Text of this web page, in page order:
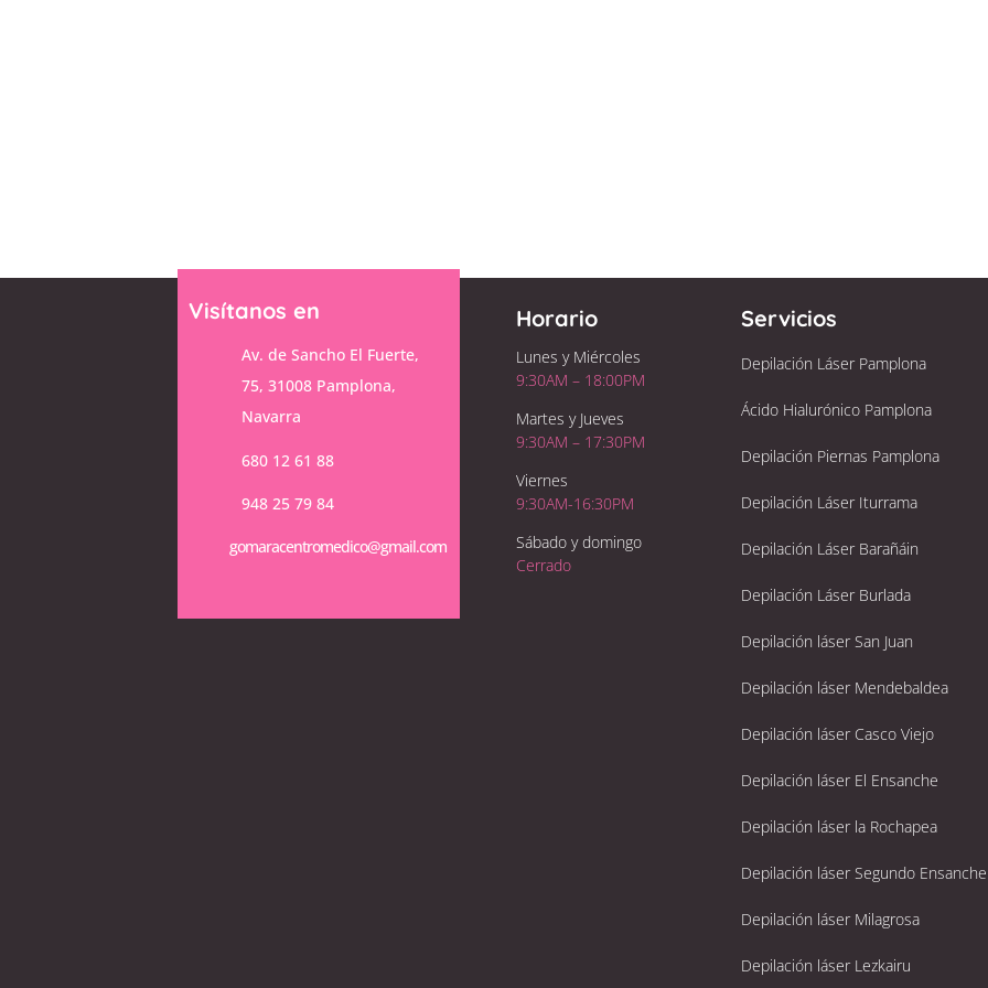
Visítanos en
Av. de Sancho El Fuerte,
75, 31008 Pamplona,
Navarra
680 12 61 88
948 25 79 84
gomaracentromedico@gmail.com
Horario
Lunes y Miércoles
9:30AM – 18:00PM
Martes y Jueves
9:30AM – 17:30PM
Viernes
9:30AM-16:30PM
Sábado y domingo
Cerrado
Servicios
Depilación Láser Pamplona
Ácido Hialurónico Pamplona
Depilación Piernas Pamplona
Depilación Láser Iturrama
Depilación Láser Barañáin
Depilación Láser Burlada
Depilación láser San Juan
Depilación láser Mendebaldea
Depilación láser Casco Viejo
Depilación láser El Ensanche
Depilación láser la Rochapea
Depilación láser Segundo Ensanche
Depilación láser Milagrosa
Depilación láser Lezkairu